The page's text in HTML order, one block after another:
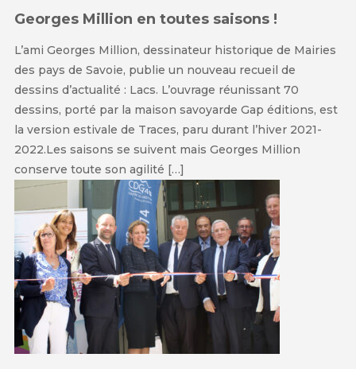
Georges Million en toutes saisons !
L’ami Georges Million, dessinateur historique de Mairies
des pays de Savoie, publie un nouveau recueil de
dessins d’actualité : Lacs. L’ouvrage réunissant 70
dessins, porté par la maison savoyarde Gap éditions, est
la version estivale de Traces, paru durant l’hiver 2021-
2022.Les saisons se suivent mais Georges Million
conserve toute son agilité […]